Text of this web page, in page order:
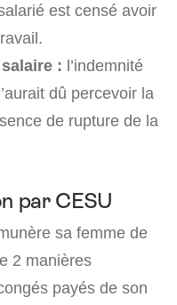
est censé avoir
: l’indemnité
dû percevoir la
de rupture de la
par CESU
sa femme de
2 manières
payés de son